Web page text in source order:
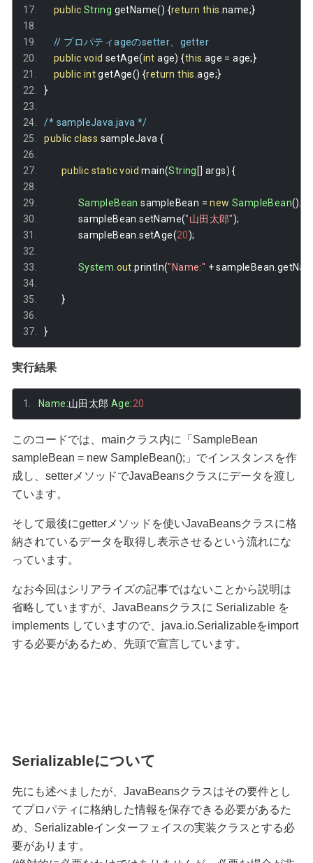
public String getName() {return this name;}
// プロパティageのsetter、getter
public void setAge(int age) {this age = age;}
public int getAge() {return this .age;}
}
/* sampleJava.java */
public class sampleJava {
public static void main(String [] args) {
SampleBean sampleBean = new SampleBean();
		sampleBean
.setName("山田太郎");
		sampleBean
.setAge(20);
System out .println("Name:" + sampleBean
}
}
実行結果
Name:山田太郎 Age:20
このコードでは、mainクラス内に「SampleBean
sampleBean = new SampleBean();」でインスタンスを作
成し、setterメソッドでJavaBeansクラスにデータを渡し
ています。
そして最後にgetterメソッドを使いJavaBeansクラスに格
納されているデータを取得し表示させるという流れにな
っています。
なお今回はシリアライズの記事ではないことから説明は
省略していますが、JavaBeansクラスに Serializable を
implements していますので、java.io.Serializableをimport
する必要があるため、先頭で宣言しています。
Serializableについて
先にも述べましたが、JavaBeansクラスはその要件とし
てプロパティに格納した情報を保存できる必要があるた
め、Serializableインターフェイスの実装クラスとする必
要があります。